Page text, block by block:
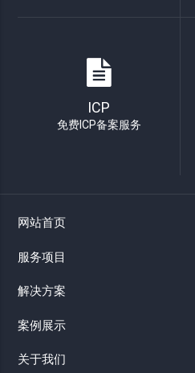
ICP
免费ICP备案服务
网站首页
服务项目
解决方案
案例展示
关于我们